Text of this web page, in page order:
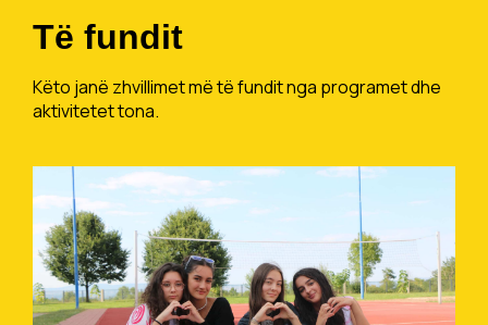
Të fundit
Këto janë zhvillimet më të fundit nga programet dhe
aktivitetet tona.